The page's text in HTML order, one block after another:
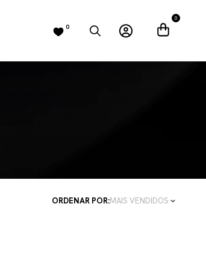
0
0
ORDENAR POR:MAIS VENDIDOS